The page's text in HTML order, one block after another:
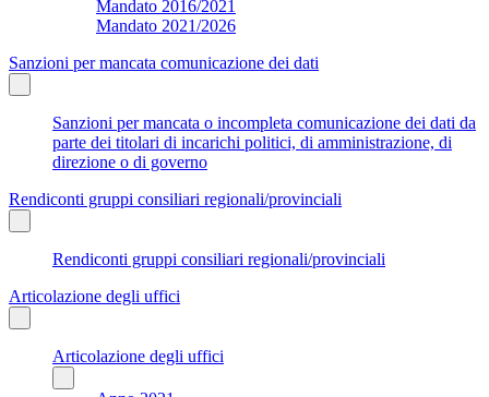
Mandato 2016/2021
Mandato 2021/2026
Sanzioni per mancata comunicazione dei dati
Sanzioni per mancata o incompleta comunicazione dei dati da
parte dei titolari di incarichi politici, di amministrazione, di
direzione o di governo
Rendiconti gruppi consiliari regionali/provinciali
Rendiconti gruppi consiliari regionali/provinciali
Articolazione degli uffici
Articolazione degli uffici